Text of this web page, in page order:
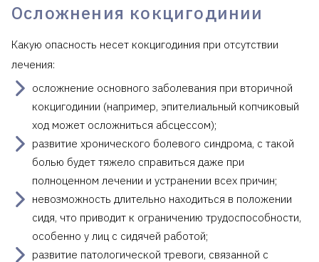
Осложнения кокцигодинии
Какую опасность несет кокцигодиния при отсутствии
лечения:
осложнение основного заболевания при вторичной
кокцигодинии (например, эпителиальный копчиковый
ход может осложниться абсцессом);
развитие хронического болевого синдрома, с такой
болью будет тяжело справиться даже при
полноценном лечении и устранении всех причин;
невозможность длительно находиться в положении
сидя, что приводит к ограничению трудоспособности,
особенно у лиц с сидячей работой;
развитие патологической тревоги, связанной с